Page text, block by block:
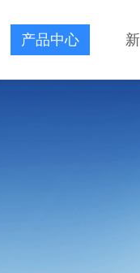
产品中心